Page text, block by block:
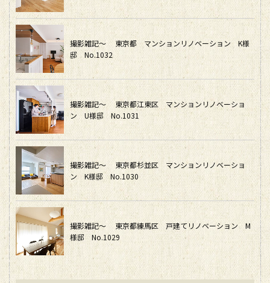
撮影雑記～ 東京都 マンションリノベーション K様
邸 No.1032
撮影雑記～ 東京都江東区 マンションリノベーショ
ン U様邸 No.1031
撮影雑記～ 東京都杉並区 マンションリノベーショ
ン K様邸 No.1030
撮影雑記～ 東京都練馬区 戸建てリノベーション M
様邸 No.1029